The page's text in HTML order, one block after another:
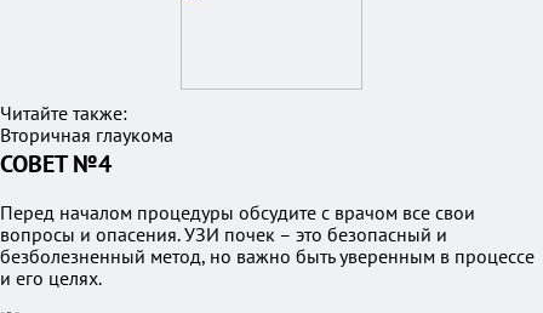
Читайте также:
Вторичная глаукома
СОВЕТ №4
Перед началом процедуры обсудите с врачом все свои
вопросы и опасения. УЗИ почек – это безопасный и
безболезненный метод, но важно быть уверенным в процессе
и его целях.